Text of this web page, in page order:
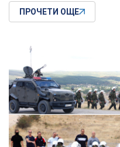
ПРОЧЕТИ ОЩЕ